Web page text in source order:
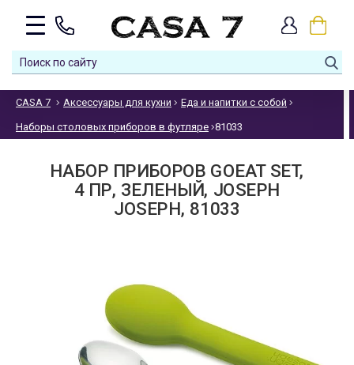
CASA 7 Аксессуары для кухни Еда и напитки с собой
Наборы столовых приборов в футляре 81033
НАБОР ПРИБОРОВ GOEAT SET,
4 ПР, ЗЕЛЕНЫЙ, JOSEPH
JOSEPH, 81033